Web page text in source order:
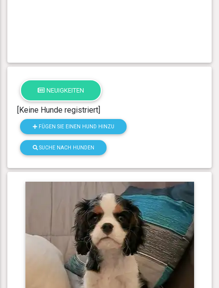
NEUIGKEITEN
[Keine Hunde registriert]
FÜGEN SIE EINEN HUND HINZU
SUCHE NACH HUNDEN